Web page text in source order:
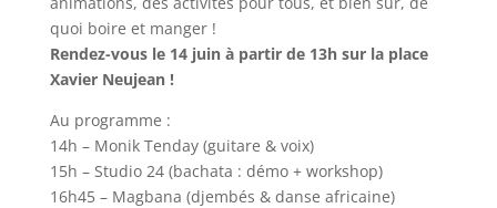
quoi boire et manger !
Rendez-vous le 14 juin à partir de 13h sur la place
Xavier Neujean !
Au programme :
14h – Monik Tenday (guitare & voix)
15h – Studio 24 (bachata : démo + workshop)
16h45 – Magbana (djembés & danse africaine)